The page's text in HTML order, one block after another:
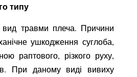
типу
травми плеча. Причини
ушкодження суглоба,
раптового, різкого руху,
При даному виді вивиху